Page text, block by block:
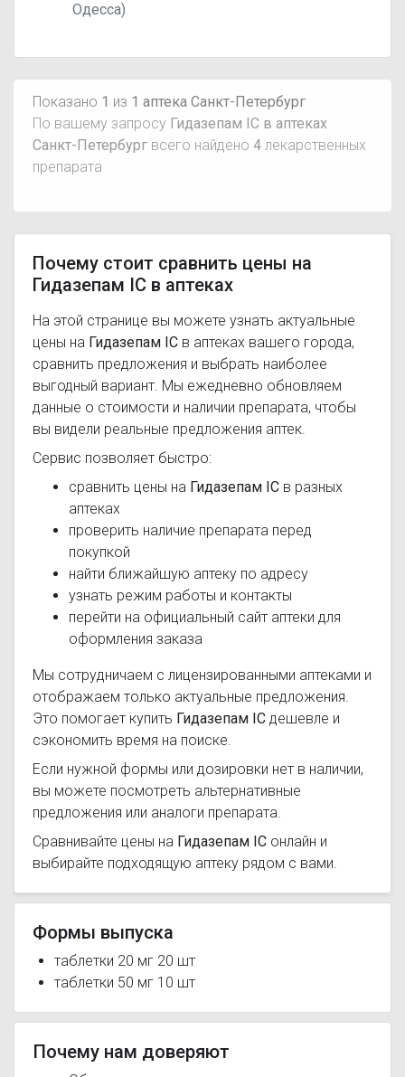
Одесса)
Показано 1 из 1 аптека Санкт-Петербург
По вашему запросу Гидазепам IC в аптеках
Санкт-Петербург всего найдено 4 лекарственных
препарата
Почему стоит сравнить цены на
Гидазепам IC в аптеках
На этой странице вы можете узнать актуальные
цены на Гидазепам IC в аптеках вашего города,
сравнить предложения и выбрать наиболее
выгодный вариант. Мы ежедневно обновляем
данные о стоимости и наличии препарата, чтобы
вы видели реальные предложения аптек.
Сервис позволяет быстро:
сравнить цены на Гидазепам IC в разных
аптеках
проверить наличие препарата перед
покупкой
найти ближайшую аптеку по адресу
узнать режим работы и контакты
перейти на официальный сайт аптеки для
оформления заказа
Мы сотрудничаем с лицензированными аптеками и
отображаем только актуальные предложения.
Это помогает купить Гидазепам IC дешевле и
сэкономить время на поиске.
Если нужной формы или дозировки нет в наличии,
вы можете посмотреть альтернативные
предложения или аналоги препарата.
Сравнивайте цены на Гидазепам IC онлайн и
выбирайте подходящую аптеку рядом с вами.
Формы выпуска
таблетки 20 мг 20 шт
таблетки 50 мг 10 шт
Почему нам доверяют